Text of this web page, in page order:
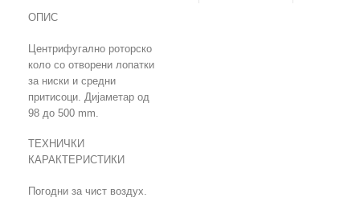
ОПИС
Центрифугално роторско
коло со отворени лопатки
за ниски и средни
притисоци. Дијаметар од
98 до 500 mm.
ТЕХНИЧКИ
КАРАКТЕРИСТИКИ
Погодни за чист воздух.